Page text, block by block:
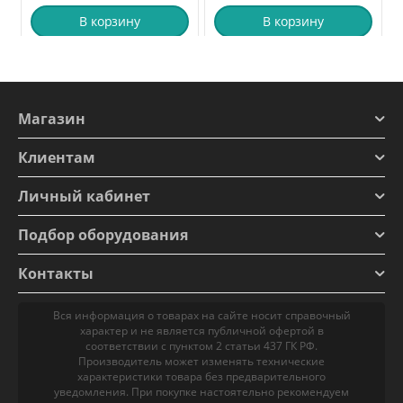
В корзину В корзину
Магазин
Клиентам
Личный кабинет
Подбор оборудования
Контакты
Вся информация о товарах на сайте носит справочный
характер и не является публичной офертой в
соответствии с пунктом 2 статьи 437 ГК РФ.
Производитель может изменять технические
характеристики товара без предварительного
уведомления. При покупке настоятельно рекомендуем